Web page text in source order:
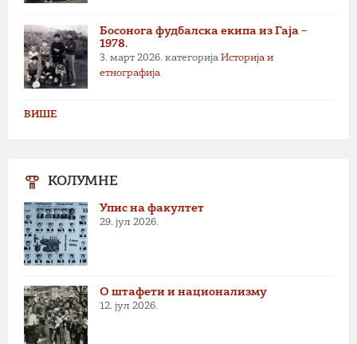
Босонога фудбалска екипа из Гаја –
1978.
3. март 2026. категорија Историја и
етнографија
ВИШЕ
КОЛУМНЕ
Упис на факултет
29. јул 2026.
О штафети и национализму
12. јул 2026.